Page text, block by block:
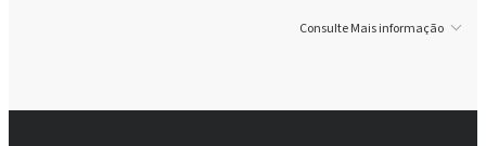
Consulte Mais informação